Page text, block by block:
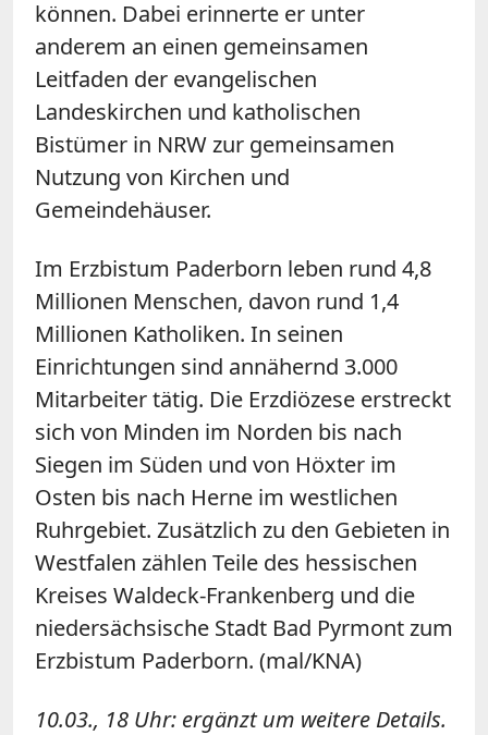
können. Dabei erinnerte er unter
anderem an einen gemeinsamen
Leitfaden der evangelischen
Landeskirchen und katholischen
Bistümer in NRW zur gemeinsamen
Nutzung von Kirchen und
Gemeindehäuser.
Im Erzbistum Paderborn leben rund 4,8
Millionen Menschen, davon rund 1,4
Millionen Katholiken. In seinen
Einrichtungen sind annähernd 3.000
Mitarbeiter tätig. Die Erzdiözese erstreckt
sich von Minden im Norden bis nach
Siegen im Süden und von Höxter im
Osten bis nach Herne im westlichen
Ruhrgebiet. Zusätzlich zu den Gebieten in
Westfalen zählen Teile des hessischen
Kreises Waldeck-Frankenberg und die
niedersächsische Stadt Bad Pyrmont zum
Erzbistum Paderborn. (mal/KNA)
10.03., 18 Uhr: ergänzt um weitere Details.